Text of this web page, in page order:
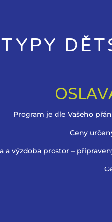
TYPY
Program je dle Vašeho
Ceny
a výzdoba prostor –